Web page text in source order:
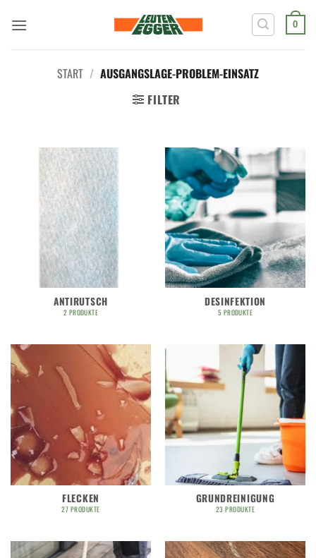
Inhalt
0
START / AUSGANGSLAGE-PROBLEM-EINSATZ
FILTER
ANTIRUTSCH
2 PRODUKTE
DESINFEKTION
5 PRODUKTE
FLECKEN
27 PRODUKTE
GRUNDREINIGUNG
23 PRODUKTE